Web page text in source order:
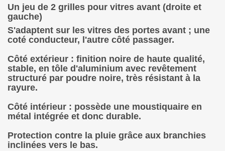
Un jeu de 2 grilles pour vitres avant (droite et
gauche)
S'adaptent sur les vitres des portes avant ; une
coté conducteur, l'autre côté passager.
Côté extérieur : finition noire de haute qualité,
stable, en tôle d'aluminium avec revêtement
structuré par poudre noire, très résistant à la
rayure.
Côté intérieur : possède une moustiquaire en
métal intégrée et donc durable.
Protection contre la pluie grâce aux branchies
inclinées vers le bas.